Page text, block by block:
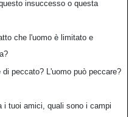
insuccesso o questa
che l'uomo è limitato e
peccato? L'uomo può peccare?
i tuoi amici, quali sono i campi